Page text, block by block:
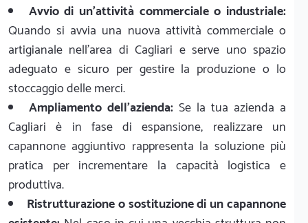
Avvio di un'attività commerciale o industriale:
Quando si avvia una nuova attività commerciale o
artigianale nell'area di Cagliari e serve uno spazio
adeguato e sicuro per gestire la produzione o lo
stoccaggio delle merci.
Ampliamento dell'azienda: Se la tua azienda a
Cagliari è in fase di espansione, realizzare un
capannone aggiuntivo rappresenta la soluzione più
pratica per incrementare la capacità logistica e
produttiva.
Ristrutturazione o sostituzione di un capannone